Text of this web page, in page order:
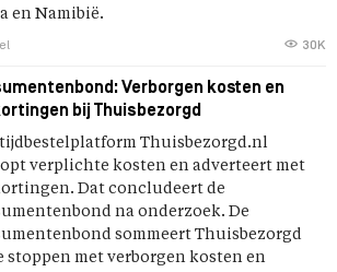
en Namibië.
30K
Verborgen kosten en
bij Thuisbezorgd
Thuisbezorgd.nl
verplichte kosten en adverteert met
Dat concludeert de
na onderzoek. De
sommeert Thuisbezorgd
stoppen met verborgen kosten en